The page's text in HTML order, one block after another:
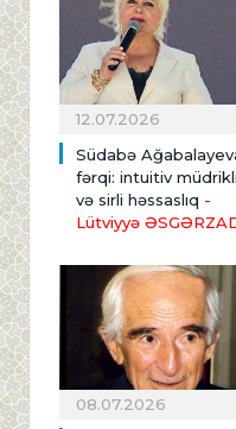
12.07.2026
Südabə
fərqi: intuitiv
və sirli həssaslıq -
Lütviyyə
08.07.2026